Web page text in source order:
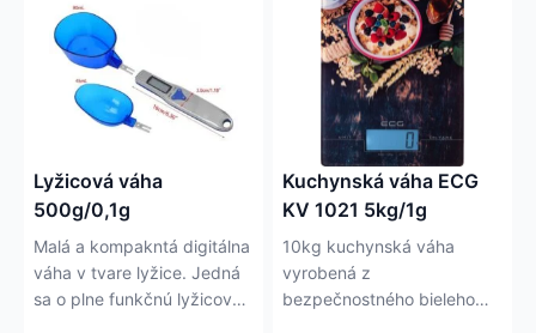
Lyžicová váha
500g/0,1g
Malá a kompakntá digitálna
váha v tvare lyžice. Jedná
sa o plne funkčnú lyžicovú
Kuchynská váha ECG
KV 1021 5kg/1g
10kg kuchynská váha
vyrobená z
bezpečnostného bieleho